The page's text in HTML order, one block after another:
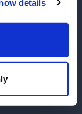
details